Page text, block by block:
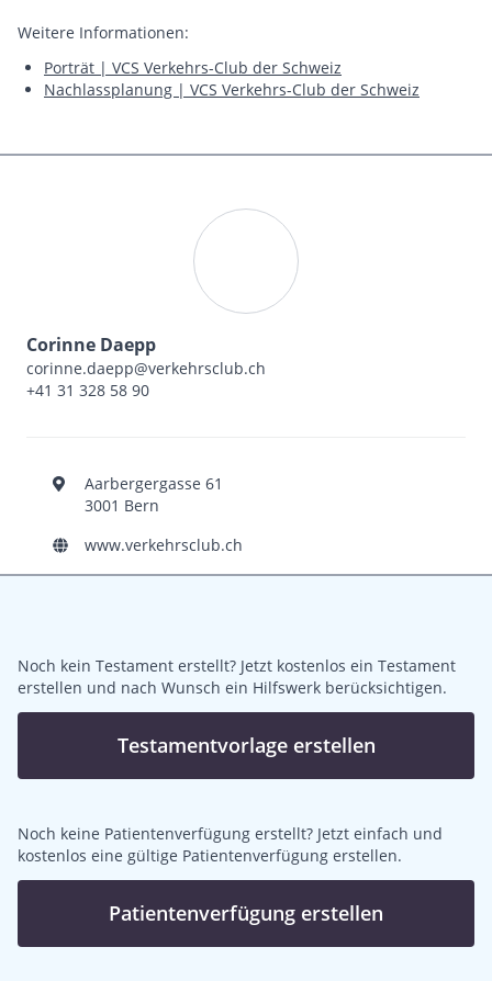
Weitere Informationen:
Porträt | VCS Verkehrs-Club der Schweiz
Nachlassplanung | VCS Verkehrs-Club der Schweiz
Corinne Daepp
corinne.daepp@verkehrsclub.ch
+41 31 328 58 90
Aarbergergasse 61
3001 Bern
www.verkehrsclub.ch
Noch kein Testament erstellt? Jetzt kostenlos ein Testament
erstellen und nach Wunsch ein Hilfswerk berücksichtigen.
Testamentvorlage erstellen
Noch keine Patientenverfügung erstellt? Jetzt einfach und
kostenlos eine gültige Patientenverfügung erstellen.
Patientenverfügung erstellen